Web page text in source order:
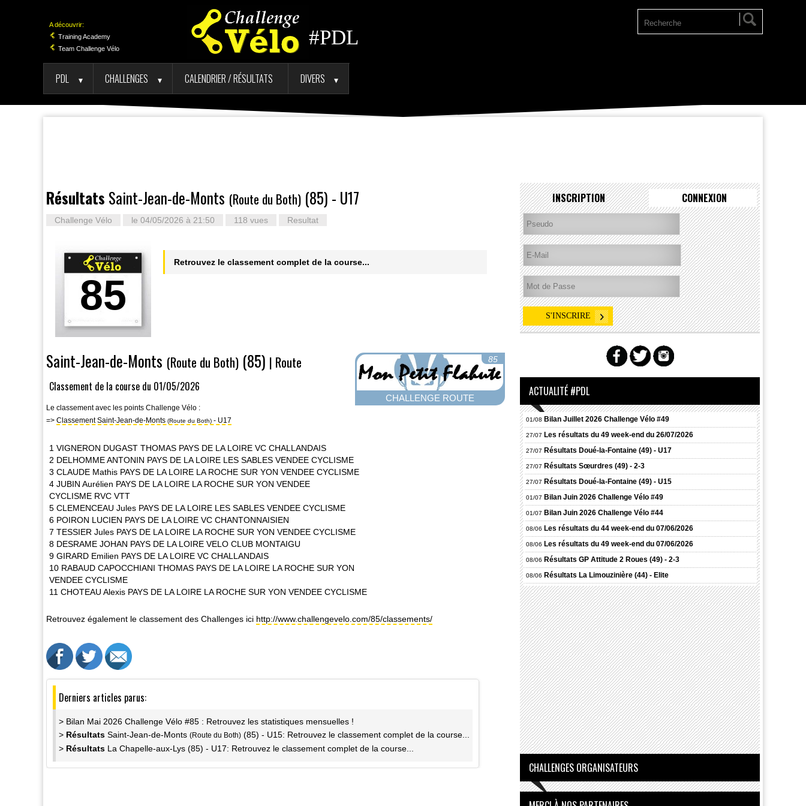
A découvrir:
Training Academy
Team Challenge Vélo
#PDL
PDL ► CHALLENGES ► CALENDRIER / RÉSULTATS DIVERS ►
Résultats Saint-Jean-de-Monts (Route du Both) (85) - U17
Challenge Vélo le 04/05/2026 à 21:50 118 vues Resultat
85
Retrouvez le classement complet de la course...
85
CHALLENGE ROUTE
Saint-Jean-de-Monts (Route du Both) (85) | Route
Classement de la course du 01/05/2026
Le classement avec les points Challenge Vélo :
=> Classement Saint-Jean-de-Monts (Route du Both) - U17
1 VIGNERON DUGAST THOMAS PAYS DE LA LOIRE VC CHALLANDAIS
2 DELHOMME ANTONIN PAYS DE LA LOIRE LES SABLES VENDEE CYCLISME
3 CLAUDE Mathis PAYS DE LA LOIRE LA ROCHE SUR YON VENDEE CYCLISME
4 JUBIN Aurélien PAYS DE LA LOIRE LA ROCHE SUR YON VENDEE
CYCLISME RVC VTT
5 CLEMENCEAU Jules PAYS DE LA LOIRE LES SABLES VENDEE CYCLISME
6 POIRON LUCIEN PAYS DE LA LOIRE VC CHANTONNAISIEN
7 TESSIER Jules PAYS DE LA LOIRE LA ROCHE SUR YON VENDEE CYCLISME
8 DESRAME JOHAN PAYS DE LA LOIRE VELO CLUB MONTAIGU
9 GIRARD Emilien PAYS DE LA LOIRE VC CHALLANDAIS
10 RABAUD CAPOCCHIANI THOMAS PAYS DE LA LOIRE LA ROCHE SUR YON
VENDEE CYCLISME
11 CHOTEAU Alexis PAYS DE LA LOIRE LA ROCHE SUR YON VENDEE CYCLISME
Retrouvez également le classement des Challenges ici http://www.challengevelo.com/85/classements/
Derniers articles parus:
> Bilan Mai 2026 Challenge Vélo #85 : Retrouvez les statistiques mensuelles !
> Résultats Saint-Jean-de-Monts (Route du Both) (85) - U15: Retrouvez le classement complet de la course...
> Résultats La Chapelle-aux-Lys (85) - U17: Retrouvez le classement complet de la course...
INSCRIPTION CONNEXION
ACTUALITÉ #PDL
01/08 Bilan Juillet 2026 Challenge Vélo #49
27/07 Les résultats du 49 week-end du 26/07/2026
27/07 Résultats Doué-la-Fontaine (49) - U17
27/07 Résultats Sœurdres (49) - 2-3
27/07 Résultats Doué-la-Fontaine (49) - U15
01/07 Bilan Juin 2026 Challenge Vélo #49
01/07 Bilan Juin 2026 Challenge Vélo #44
08/06 Les résultats du 44 week-end du 07/06/2026
08/06 Les résultats du 49 week-end du 07/06/2026
08/06 Résultats GP Attitude 2 Roues (49) - 2-3
08/06 Résultats La Limouzinière (44) - Elite
08/06 RésultatsChâteaubriant (44) - 1-2-3
CHALLENGES ORGANISATEURS